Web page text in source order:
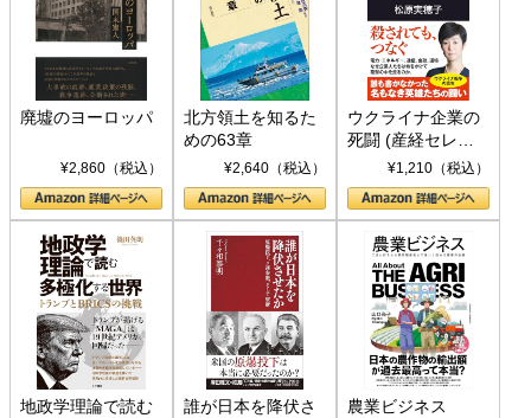
廃墟のヨーロッパ
¥2,860（税込）
北方領土を知るた
めの63章
¥2,640（税込）
ウクライナ企業の
死闘 (産経セレク
ト S 039)¥1,210（税込）
地政学理論で読む
誰が日本を降伏さ
農業ビジネス